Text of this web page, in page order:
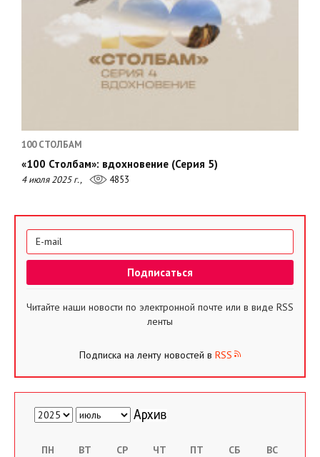
100 СТОЛБАМ
«100 Столбам»: вдохновение (Серия 5)
4 июля 2025 г., 4853
Читайте наши новости по электронной почте или в виде RSS
ленты
Подписка на ленту новостей в RSS
ПН ВТ СР ЧТ ПТ СБ ВС